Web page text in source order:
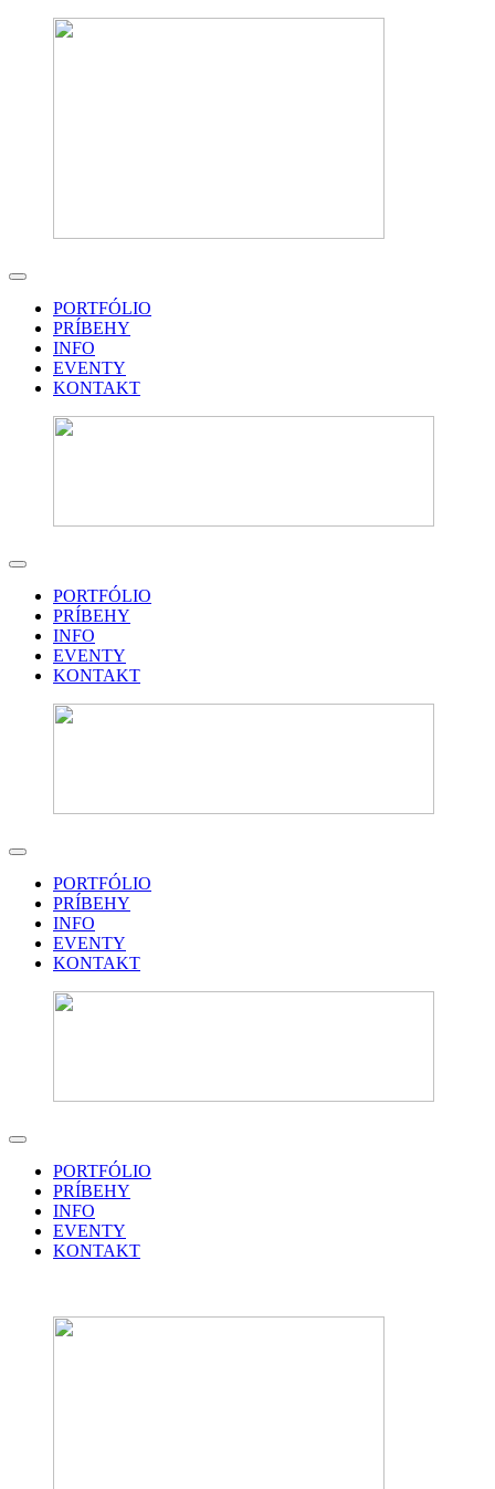
PORTFÓLIO
PRÍBEHY
INFO
EVENTY
KONTAKT
PORTFÓLIO
PRÍBEHY
INFO
EVENTY
KONTAKT
PORTFÓLIO
PRÍBEHY
INFO
EVENTY
KONTAKT
PORTFÓLIO
PRÍBEHY
INFO
EVENTY
KONTAKT